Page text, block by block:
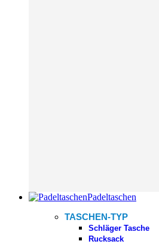
Padeltaschen
TASCHEN-TYP
Schläger Tasche
Rucksack